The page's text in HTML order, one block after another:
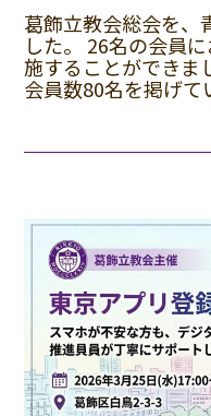
葛飾立教会総会を、
した。 26名の会員
施することができま
会員数80名を掲げて